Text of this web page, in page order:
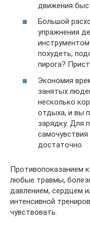
движения
Большой
упражнения
похудеть,
пирога?
Экономия
занятых
несколько
отдыха, и вы
зарядку. Для
достаточно.
Противопоказанием
любые травмы,
давлением, сердцем
интенсивной
чувствовать.